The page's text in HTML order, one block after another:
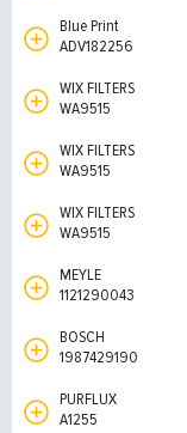
Blue Print
ADV182256
WIX FILTERS
WA9515
WIX FILTERS
WA9515
WIX FILTERS
WA9515
MEYLE
1121290043
BOSCH
1987429190
PURFLUX
A1255